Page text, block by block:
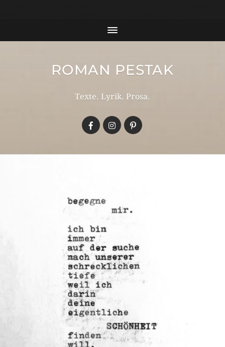
ROMAN PESTAK
Texte. Lyrik. Prosa.